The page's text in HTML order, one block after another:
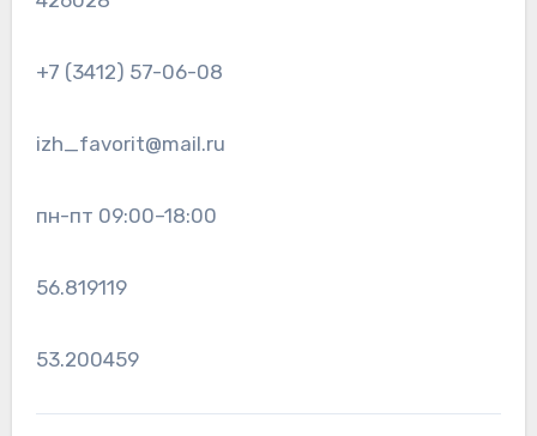
+7 (3412) 57-06-08
izh_favorit@mail.ru
пн-пт 09:00–18:00
56.819119
53.200459